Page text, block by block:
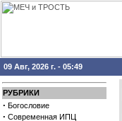
09 Авг, 2026 г. - 05:49
РУБРИКИ
· Богословие
· Современная ИПЦ